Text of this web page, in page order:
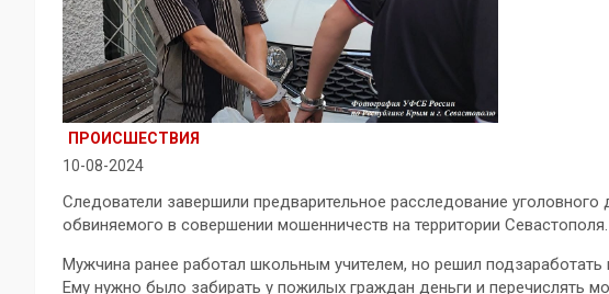
ПРОИСШЕСТВИЯ
10-08-2024
Следователи завершили предварительное расследование
обвиняемого в совершении мошенничеств на территории Севастополя.
Мужчина ранее работал школьным учителем, но решил
Ему нужно было забирать у пожилых граждан деньги и перечислять